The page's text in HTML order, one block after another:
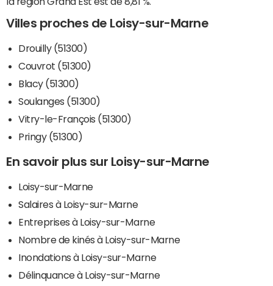
Villes proches de Loisy-sur-Marne
Drouilly (51300)
Couvrot (51300)
Blacy (51300)
Soulanges (51300)
Vitry-le-François (51300)
Pringy (51300)
En savoir plus sur Loisy-sur-Marne
Loisy-sur-Marne
Salaires à Loisy-sur-Marne
Entreprises à Loisy-sur-Marne
Nombre de kinés à Loisy-sur-Marne
Inondations à Loisy-sur-Marne
Délinquance à Loisy-sur-Marne